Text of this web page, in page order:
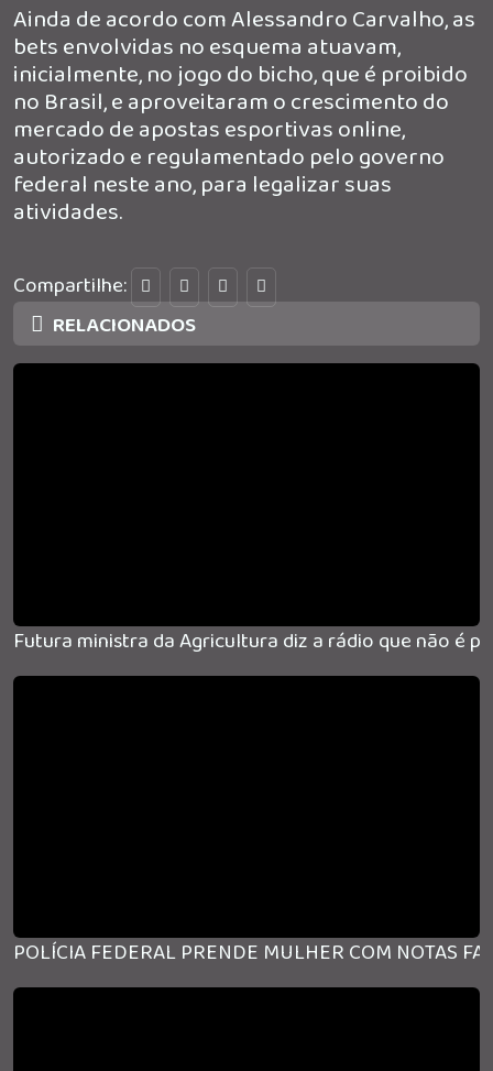
Ainda de acordo com Alessandro Carvalho, as
bets envolvidas no esquema atuavam,
inicialmente, no jogo do bicho, que é proibido
no Brasil, e aproveitaram o crescimento do
mercado de apostas esportivas online,
autorizado e regulamentado pelo governo
federal neste ano, para legalizar suas
atividades.
Compartilhe:
RELACIONADOS
Futura ministra da Agricultura diz a rádio que não é
POLÍCIA FEDERAL PRENDE MULHER COM NOTAS